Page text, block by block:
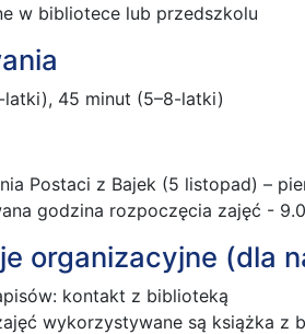
w bibliotece lub przedszkolu
latki), 45 minut (5–8-latki)
Postaci z Bajek (5 listopad) –
godzina rozpoczęcia zajęć -
organizacyjne (dla
kontakt z biblioteką
wykorzystywane są książka z